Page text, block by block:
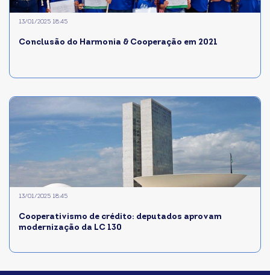
Conclusão do Harmonia & Cooperação em 2021
13/01/2025 18:45
Cooperativismo de crédito: deputados aprovam
modernização da LC 130
13/01/2025 18:45